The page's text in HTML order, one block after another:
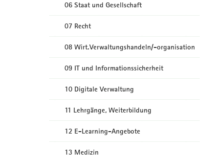
06 Staat und Gesellschaft
07 Recht
08 Wirt.Verwaltungshandeln/-organisation
09 IT und Informationssicherheit
10 Digitale Verwaltung
11 Lehrgänge, Weiterbildung
12 E-Learning-Angebote
13 Medizin